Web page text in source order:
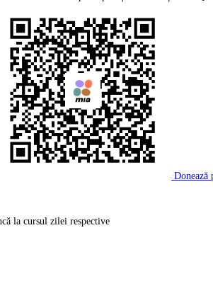
la cursul zilei respective